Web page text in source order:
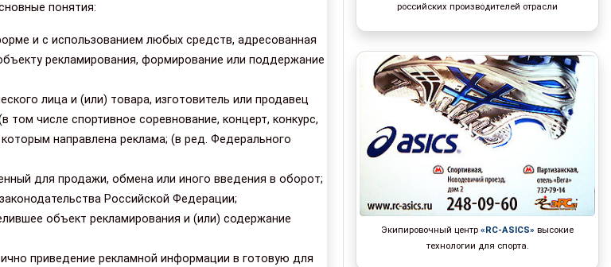
понятия:
и с использованием любых средств, адресованная
рекламирования, формирование или поддержание
лица и (или) товара, изготовитель или продавец
том числе спортивное соревнование, концерт, конкурс,
направлена реклама; (в ред. Федерального
для продажи, обмена или иного введения в оборот;
Российской Федерации;
объект рекламирования и (или) содержание
приведение рекламной информации в готовую для
российских производителей отрасли
Экипировочный центр «RC-ASICS» высокие
технологии для спорта.